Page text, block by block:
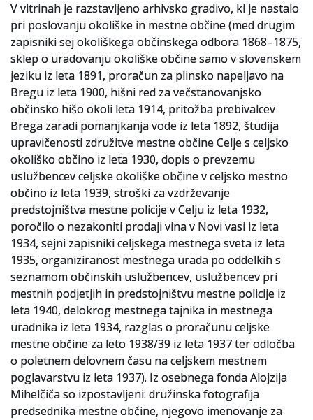
V vitrinah je razstavljeno arhivsko gradivo, ki je nastalo
pri poslovanju okoliške in mestne občine (med drugim
zapisniki sej okoliškega občinskega odbora 1868–1875,
sklep o uradovanju okoliške občine samo v slovenskem
jeziku iz leta 1891, proračun za plinsko napeljavo na
Bregu iz leta 1900, hišni red za večstanovanjsko
občinsko hišo okoli leta 1914, pritožba prebivalcev
Brega zaradi pomanjkanja vode iz leta 1892, študija
upravičenosti združitve mestne občine Celje s celjsko
okoliško občino iz leta 1930, dopis o prevzemu
uslužbencev celjske okoliške občine v celjsko mestno
občino iz leta 1939, stroški za vzdrževanje
predstojništva mestne policije v Celju iz leta 1932,
poročilo o nezakoniti prodaji vina v Novi vasi iz leta
1934, sejni zapisniki celjskega mestnega sveta iz leta
1935, organiziranost mestnega urada po oddelkih s
seznamom občinskih uslužbencev, uslužbencev pri
mestnih podjetjih in predstojništvu mestne policije iz
leta 1940, delokrog mestnega tajnika in mestnega
uradnika iz leta 1934, razglas o proračunu celjske
mestne občine za leto 1938/39 iz leta 1937 ter odločba
o poletnem delovnem času na celjskem mestnem
poglavarstvu iz leta 1937). Iz osebnega fonda Alojzija
Mihelčiča so izpostavljeni: družinska fotografija
predsednika mestne občine, njegovo imenovanje za